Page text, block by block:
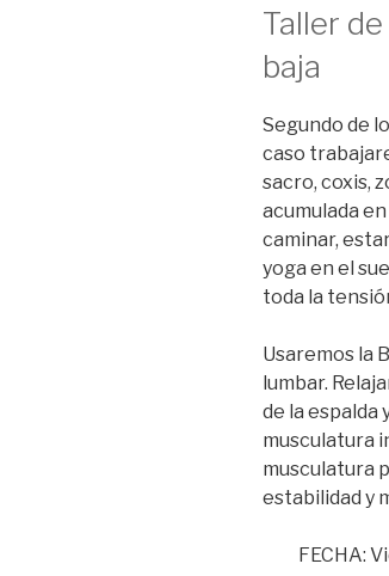
Taller
baja
Segundo de
caso
sacro, coxis,
acumulada
caminar,
yoga en el
toda la
Usaremos la
lumbar.
de la espalda
musculatura
musculatura
estabilidad y
FECHA: